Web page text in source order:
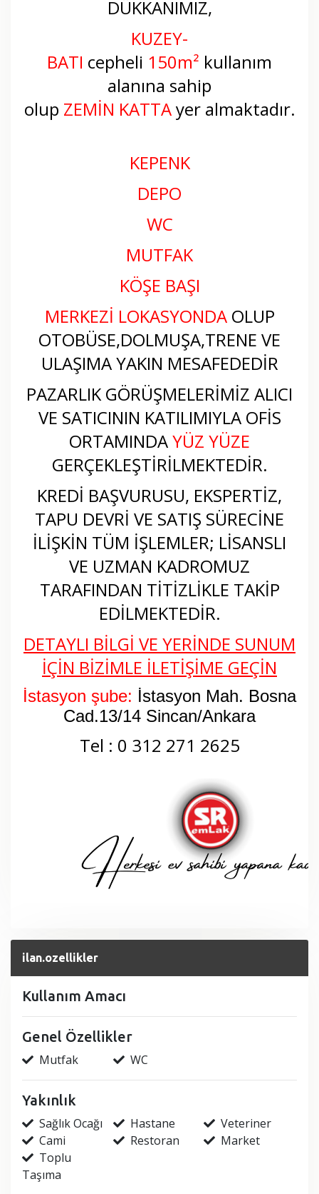
DÜKKANIMIZ,
KUZEY-
BATI cepheli 150m² kullanım
alanına sahip
olup ZEMİN KATTAyer almaktadır.
KEPENK
DEPO
WC
MUTFAK
KÖŞE BAŞI
MERKEZİ LOKASYONDAOLUP
OTOBÜSE,DOLMUŞA,TRENE VE
ULAŞIMA YAKIN MESAFEDEDİR
PAZARLIK GÖRÜŞMELERİMİZ ALICI
VE SATICININ KATILIMIYLA OFİS
ORTAMINDAYÜZ YÜZE
GERÇEKLEŞTİRİLMEKTEDİR.
KREDİ BAŞVURUSU, EKSPERTİZ,
TAPU DEVRİ VE SATIŞ SÜRECİNE
İLİŞKİN TÜM İŞLEMLER; LİSANSLI
VE UZMAN KADROMUZ
TARAFINDAN TİTİZLİKLE TAKİP
EDİLMEKTEDİR.
DETAYLI BİLGİ VE YERİNDE SUNUM
İÇİN BİZİMLE İLETİŞİME GEÇİN
İstasyon şube: İstasyon Mah. Bosna
Cad.13/14 Sincan/Ankara
Tel : 0 312 271 2625
ilan.ozellikler
Kullanım Amacı
Genel Özellikler
Mutfak WC
Yakınlık
Sağlık Ocağı Hastane
Veteriner
Cami
Restoran
Market
Toplu
Taşıma